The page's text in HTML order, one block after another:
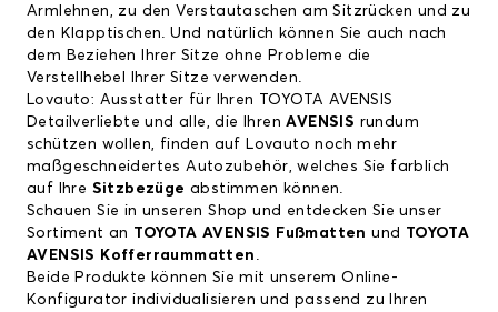
Armlehnen, zu den Verstautaschen am Sitzrücken und zu
den Klapptischen. Und natürlich können Sie auch nach
dem Beziehen Ihrer Sitze ohne Probleme die
Verstellhebel Ihrer Sitze verwenden.
Lovauto: Ausstatter für Ihren TOYOTA AVENSIS
Detailverliebte und alle, die IhrenAVENSIS rundum
schützen wollen, finden auf Lovauto noch mehr
maßgeschneidertes Autozubehör, welches Sie farblich
auf Ihre Sitzbezüge abstimmen können.
Schauen Sie in unseren Shop und entdecken Sie unser
Sortiment an TOYOTA AVENSIS Fußmatten und TOYOTA
AVENSIS Kofferraummatten .
Beide Produkte können Sie mit unserem Online-
Konfigurator individualisieren und passend zu Ihren